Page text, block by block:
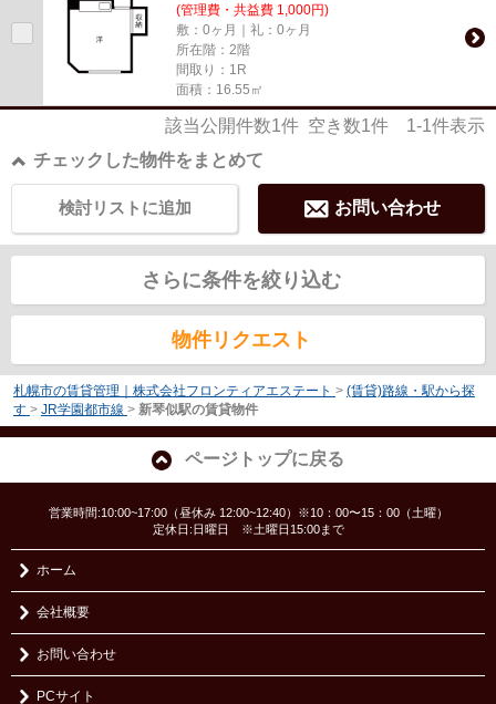
(管理費・共益費 1,000円)
敷：0ヶ月｜礼：0ヶ月
所在階：2階
間取り：1R
面積：16.55㎡
該当公開件数1件 空き数1件 1-1件表示
チェックした物件をまとめて
お問い合わせ
検討リストに追加
さらに条件を絞り込む
物件リクエスト
札幌市の賃貸管理｜株式会社フロンティアエステート > (賃貸)路線・駅から探
す > JR学園都市線 > 新琴似駅の賃貸物件
ページトップに戻る
営業時間:10:00~17:00（昼休み 12:00~12:40）※10：00〜15：00（土曜）
定休日:日曜日 ※土曜日15:00まで
ホーム
会社概要
お問い合わせ
PCサイト